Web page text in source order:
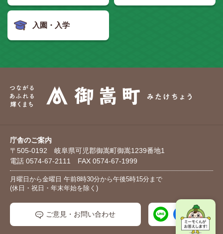
入園・入学
庁舎のご案内
〒505-0192 岐阜県可児郡御嵩町御嵩1239番地1
電話 0574-67-2111 FAX 0574-67-1999
月曜日から金曜日 午前8時30分から午後5時15分まで
(休日・祝日・年末年始を除く)
ご意見・お問い合わせ